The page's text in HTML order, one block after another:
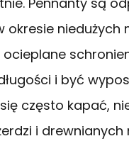
i być
często kapać,
i